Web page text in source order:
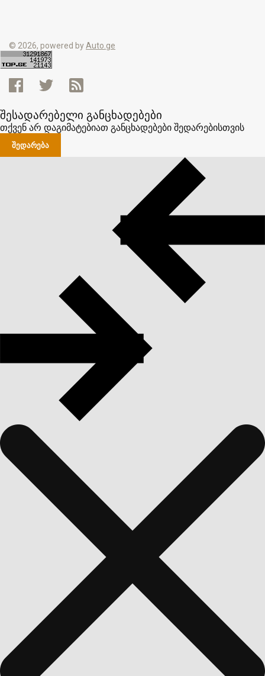
© 2026, powered byAuto.ge
შესადარებელი განცხადებები
თქვენ არ დაგიმატებიათ განცხადებები შედარებისთვის
ᲨᲔᲓᲐᲠᲔᲑᲐ